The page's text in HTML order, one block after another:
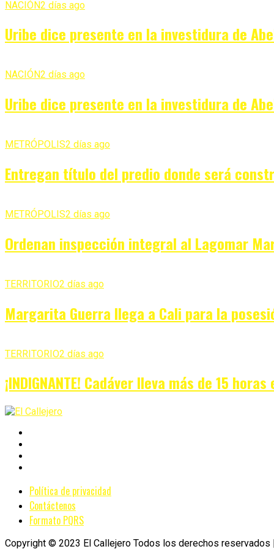
NACIÓN2 días ago
Uribe dice presente en la investidura de
NACIÓN2 días ago
Uribe dice presente en la investidura de
METRÓPOLIS2 días ago
Entregan título del predio donde será
METRÓPOLIS2 días ago
Ordenan inspección integral al Lagomar
TERRITORIO2 días ago
Margarita Guerra llega a Cali para la
TERRITORIO2 días ago
¡INDIGNANTE! Cadáver lleva más de 15
Política de privacidad
Contáctenos
Formato PQRS
Copyright © 2023 El Callejero Todos los derechos reservados